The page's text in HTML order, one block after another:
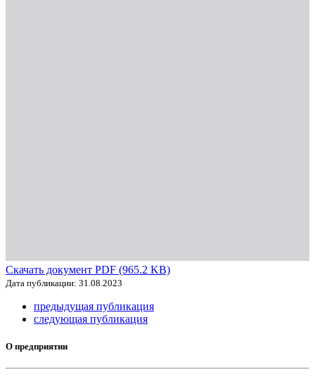
Скачать документ PDF (965.2 KB)
Дата публикации: 31.08.2023
предыдущая публикация
следующая публикация
О предприятии